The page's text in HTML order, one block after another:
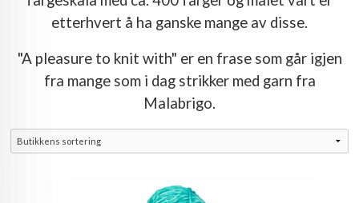
etterhvert å ha ganske mange av disse.
"A pleasure to knit with" er en frase som går igjen
fra mange som i dag strikker med garn fra
Malabrigo.